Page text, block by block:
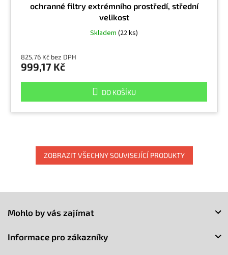
ochranné filtry extrémního prostředí, střední
velikost
Skladem (22 ks)
825,76 Kč bez DPH
999,17 Kč
DO KOŠÍKU
ZOBRAZIT VŠECHNY SOUVISEJÍCÍ PRODUKTY
Mohlo by vás zajímat
Informace pro zákazníky